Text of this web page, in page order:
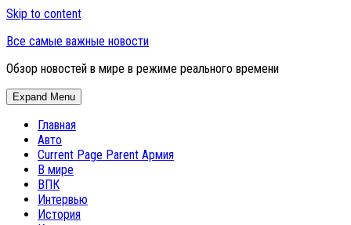
Skip to content
Все самые важные новости
Обзор новостей в мире в режиме реального времени
Expand Menu
Главная
Авто
Current Page Parent Армия
В мире
ВПК
Интервью
История